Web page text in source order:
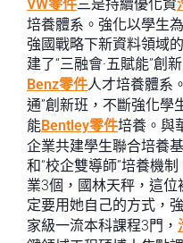
VW零件三是持續優化資
培養體系。強化以學生
強國戰略下新資料領域
建了“三融會·五賦能”創
Benz零件人才培養體系
通”創新班，不斷強化學
能Bentley零件培養。與
企業共建學生聯合培養
和“校企雙導師”培養機
業3個，國林天秤，這
定要用她自己的方式，
家級一流本科課程3門，